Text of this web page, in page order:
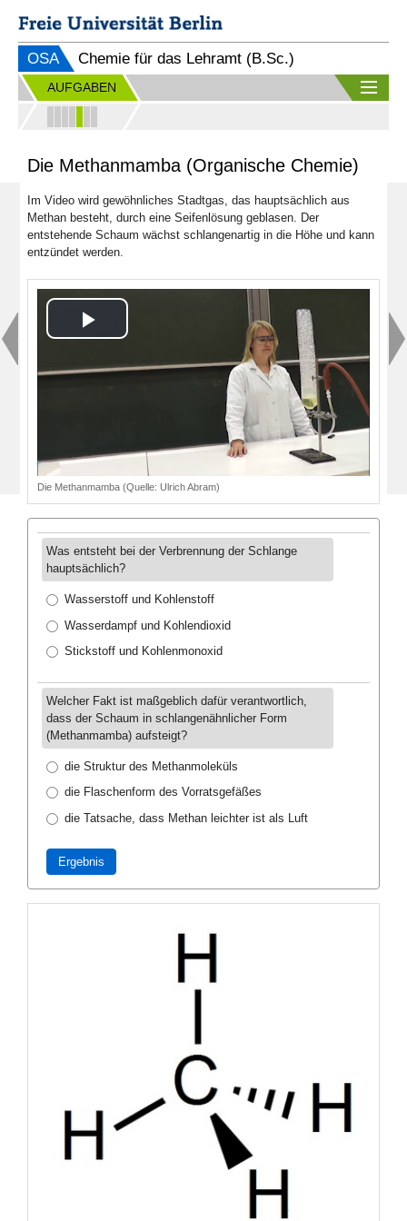
OSA Chemie für das Lehramt (B.Sc.)
AUFGABEN
Die Methanmamba (Organische Chemie)
Im Video wird gewöhnliches Stadtgas, das hauptsächlich aus
Methan besteht, durch eine Seifenlösung geblasen. Der
entstehende Schaum wächst schlangenartig in die Höhe und kann
entzündet werden.
Play
Video
Die Methanmamba (Quelle: Ulrich Abram)
Was entsteht bei der Verbrennung der Schlange
hauptsächlich?
Wasserstoff und Kohlenstoff
Wasserdampf und Kohlendioxid
Stickstoff und Kohlenmonoxid
Welcher Fakt ist maßgeblich dafür verantwortlich,
dass der Schaum in schlangenähnlicher Form
(Methanmamba) aufsteigt?
die Struktur des Methanmoleküls
die Flaschenform des Vorratsgefäßes
die Tatsache, dass Methan leichter ist als Luft
Ergebnis